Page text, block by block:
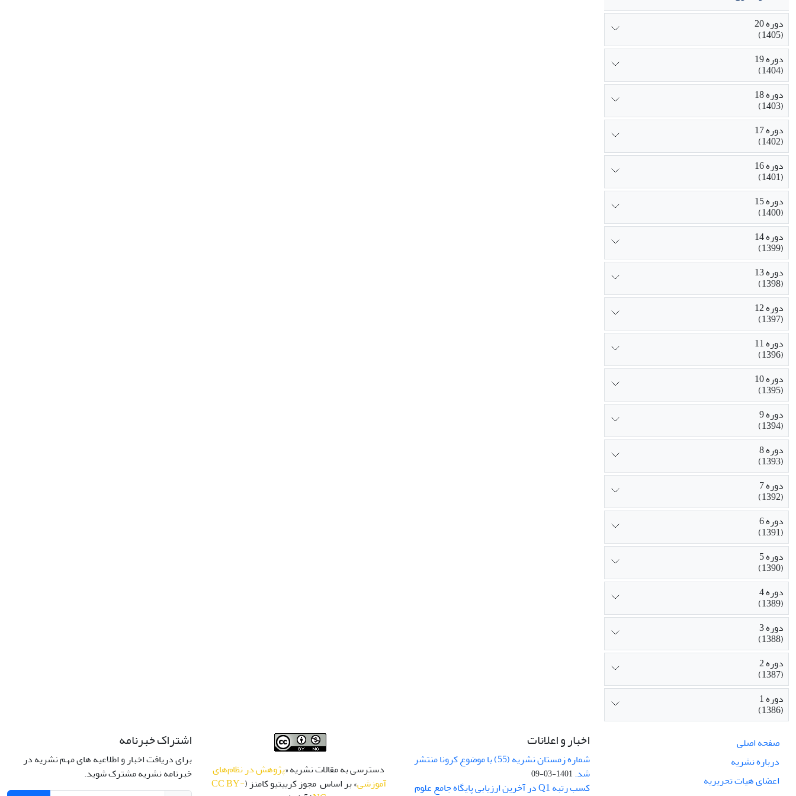
دوره 20
(1405)
دوره 19
(1404)
دوره 18
(1403)
دوره 17
(1402)
دوره 16
(1401)
دوره 15
(1400)
دوره 14
(1399)
دوره 13
(1398)
دوره 12
(1397)
دوره 11
(1396)
دوره 10
(1395)
دوره 9
(1394)
دوره 8
(1393)
دوره 7
(1392)
دوره 6
(1391)
دوره 5
(1390)
دوره 4
(1389)
دوره 3
(1388)
دوره 2
(1387)
دوره 1
(1386)
صفحه اصلی
درباره نشریه
اعضای هیات تحریریه
اخبار و اعلانات
شماره زمستان نشریه (55) با موضوع کرونا منتشر
شد.1401-03-09
کسب رتبه Q1 در آخرین ارزیابی پایگاه جامع علوم
دسترسی به مقالات نشریه «پژوهش در نظام‌های
آموزشی» بر اساس مجوز کرییتیو کامنز (CC BY-
اشتراک خبرنامه
برای دریافت اخبار و اطلاعیه های مهم نشریه در
خبرنامه نشریه مشترک شوید.